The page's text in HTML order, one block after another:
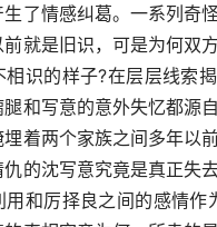
了情感纠葛。一系列奇
就是旧识，可是为何双
相识的样子?在层层线索
和写意的意外失忆都源
着两个家族之间多年以
的沈写意究竟是真正失
用和厉择良之间的感情作